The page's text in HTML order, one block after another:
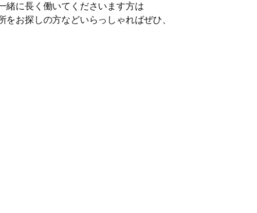
緒に長く働いてくださいます方は
お探しの方などいらっしゃればぜひ、